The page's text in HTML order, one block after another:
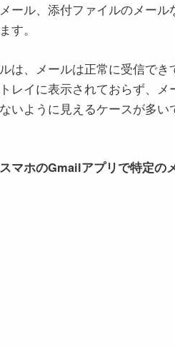
ール、添付ファイルのメール
す。
は、メールは正常に受信でき
レイに表示されておらず、メ
いように見えるケースが多い
スマホのGmailアプリで特定の